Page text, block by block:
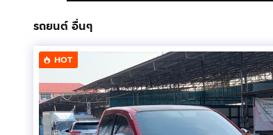
รถยนต์ อื่นๆ
HOT